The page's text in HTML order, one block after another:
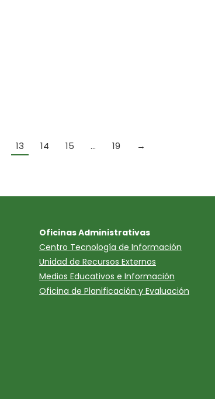
13 14 15 … 19 →
Oficinas Administrativas
Centro Tecnología de Información
Unidad de Recursos Externos
Medios Educativos e Información
Oficina de Planificación y Evaluación